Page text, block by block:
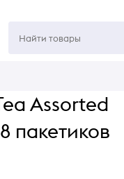
Assorted
пакетиков